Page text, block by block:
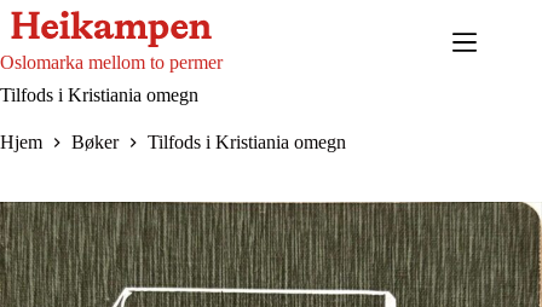
Hopp
til
innholdet
Oslomarka mellom to permer
Tilfods i Kristiania omegn
Hjem Bøker Tilfods i Kristiania omegn